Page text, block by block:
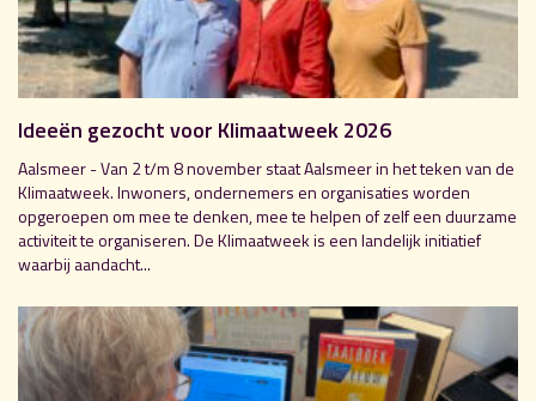
Ideeën gezocht voor Klimaatweek 2026
Aalsmeer - Van 2 t/m 8 november staat Aalsmeer in het teken van de
Klimaatweek. Inwoners, ondernemers en organisaties worden
opgeroepen om mee te denken, mee te helpen of zelf een duurzame
activiteit te organiseren. De Klimaatweek is een landelijk initiatief
waarbij aandacht...